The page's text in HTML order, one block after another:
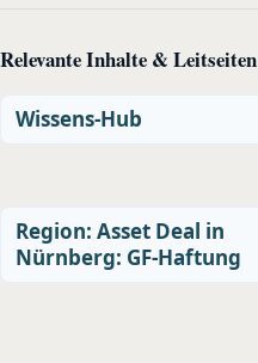
Relevante Inhalte & Leitseiten
Wissens-Hub
Region: Asset Deal in
Nürnberg: GF-Haftung